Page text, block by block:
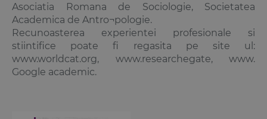
Asociatia Romana de Sociologie, Societatea
Academica de Antro¬pologie.
Recunoasterea experientei profesionale si
stiintifice poate fi regasita pe site ul:
www.worldcat.org, www.researchegate, www.
Google academic.